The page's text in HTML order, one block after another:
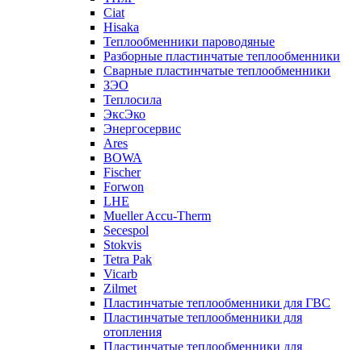
Ciat
Hisaka
Теплообменники пароводяные
Разборные пластинчатые теплообменники
Сварные пластинчатые теплообменники
ЗЭО
Теплосила
ЭксЭко
Энергосервис
Ares
BOWA
Fischer
Forwon
LHE
Mueller Accu-Therm
Secespol
Stokvis
Tetra Pak
Vicarb
Zilmet
Пластинчатые теплообменники для ГВС
Пластинчатые теплообменники для
отопления
Пластинчатые теплообменники для